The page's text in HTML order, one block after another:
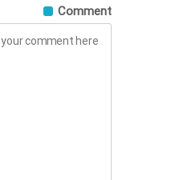
Comment